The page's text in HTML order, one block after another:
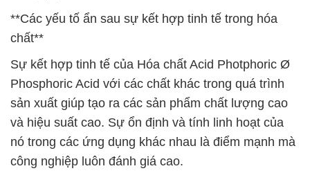
**Các yếu tố ẩn sau sự kết hợp tinh tế trong hóa
chất**
Sự kết hợp tinh tế của Hóa chất Acid Photphoric Ø
Phosphoric Acid với các chất khác trong quá trình
sản xuất giúp tạo ra các sản phẩm chất lượng cao
và hiệu suất cao. Sự ổn định và tính linh hoạt của
nó trong các ứng dụng khác nhau là điểm mạnh mà
công nghiệp luôn đánh giá cao.